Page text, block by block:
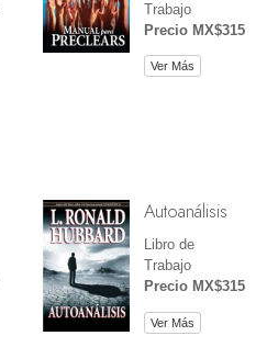
Trabajo
Precio MX$315
Ver Más
Autoanálisis
Libro de
Trabajo
Precio MX$315
Ver Más